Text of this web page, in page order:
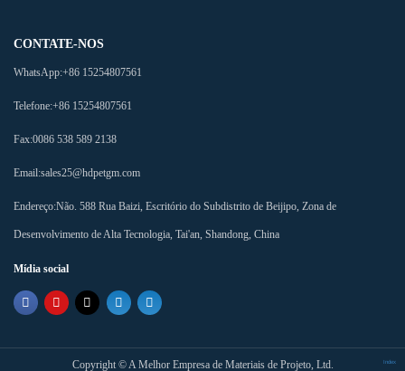
CONTATE-NOS
WhatsApp:+86 15254807561
Telefone:+86 15254807561
Fax:0086 538 589 2138
Email:sales25@hdpetgm.com
Endereço:Não. 588 Rua Baizi, Escritório do Subdistrito de Beijipo, Zona de
Desenvolvimento de Alta Tecnologia, Tai'an, Shandong, China
Mídia social
Copyright © A Melhor Empresa de Materiais de Projeto, Ltd. Index